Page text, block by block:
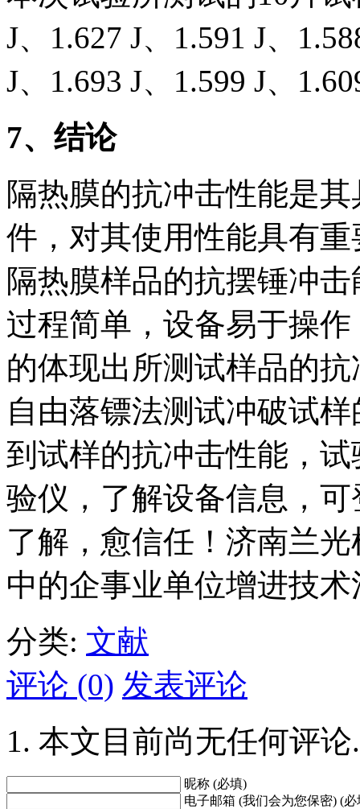
J、1.627 J、1.591 J、
J、1.693 J、1.599 J、
7、结论
隔热膜的抗冲击性能是
件，对其使用性能具有
隔热膜样品的抗摆锤冲
过程简单，设备易于操
的体现出所测试样品的
自由落镖法测试冲破试
到试样的抗冲击性能，
验仪，了解设备信息，可
了解，愈信任！济南兰
中的企事业单位增进技
分类: 文献
评论 (0) 发表评论
本文目前尚无任何评论.
昵称 (必填)
电子邮箱 (我们会为您保密) (必